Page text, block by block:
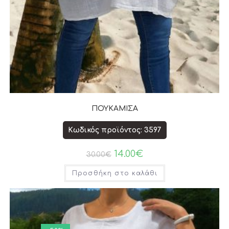
ΠΟΥΚΑΜΙΣΑ
Κωδικός προϊόντος: 3597
30.00€ 14.00€
Προσθήκη στο καλάθι